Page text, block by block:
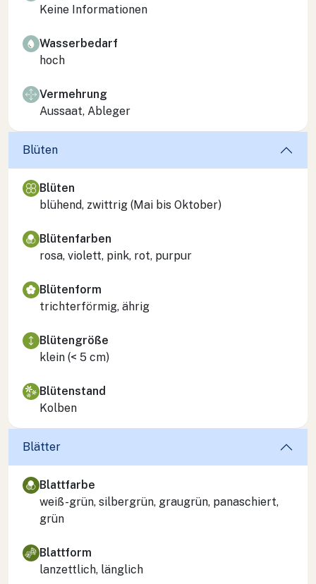
Keine Informationen
Wasserbedarf
hoch
Vermehrung
Aussaat, Ableger
Blüten
Blüten
blühend, zwittrig (Mai bis Oktober)
Blütenfarben
rosa, violett, pink, rot, purpur
Blütenform
trichterförmig, ährig
Blütengröße
klein (< 5 cm)
Blütenstand
Kolben
Blätter
Blattfarbe
weiß-grün, silbergrün, graugrün, panaschiert,
grün
Blattform
lanzettlich, länglich